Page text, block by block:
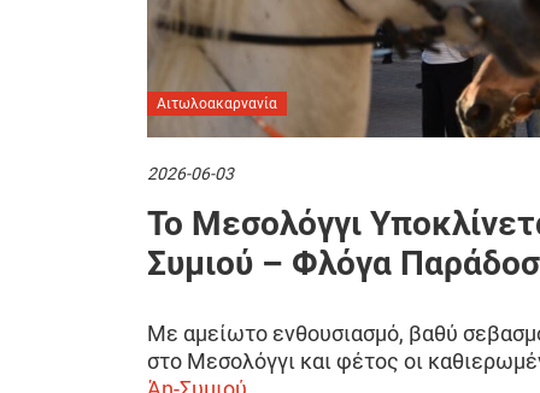
Αιτωλοακαρνανία
2026-06-03
Το Μεσολόγγι
Συμιού – Φλόγα
Με αμείωτο ενθουσιασμό, βαθύ
στο Μεσολόγγι και φέτος οι